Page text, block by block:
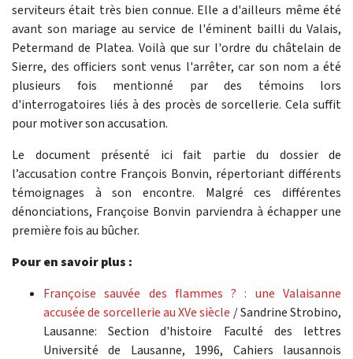
serviteurs était très bien connue. Elle a d'ailleurs même été
avant son mariage au service de l'éminent bailli du Valais,
Petermand de Platea. Voilà que sur l'ordre du châtelain de
Sierre, des officiers sont venus l'arrêter, car son nom a été
plusieurs fois mentionné par des témoins lors
d'interrogatoires liés à des procès de sorcellerie. Cela suffit
pour motiver son accusation.
Le document présenté ici fait partie du dossier de
l’accusation contre François Bonvin, répertoriant différents
témoignages à son encontre. Malgré ces différentes
dénonciations, Françoise Bonvin parviendra à échapper une
première fois au bûcher.
Pour en savoir plus :
Françoise sauvée des flammes ? : une Valaisanne
accusée de sorcellerie au XVe siècle / Sandrine Strobino,
Lausanne: Section d'histoire Faculté des lettres
Université de Lausanne, 1996, Cahiers lausannois